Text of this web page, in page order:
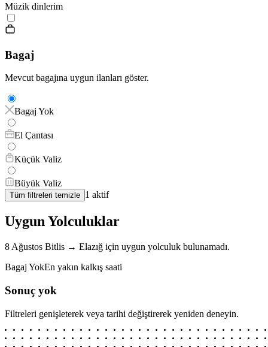
Müzik dinlerim
Bagaj
Mevcut bagajına uygun ilanları göster.
Bagaj Yok
El Çantası
Küçük Valiz
Büyük Valiz
Tüm filtreleri temizle 1 aktif
Uygun Yolculuklar
8 Ağustos Bitlis → Elazığ için uygun yolculuk bulunamadı.
Bagaj YokEn yakın kalkış saati
Sonuç yok
Filtreleri genişleterek veya tarihi değiştirerek yeniden deneyin.